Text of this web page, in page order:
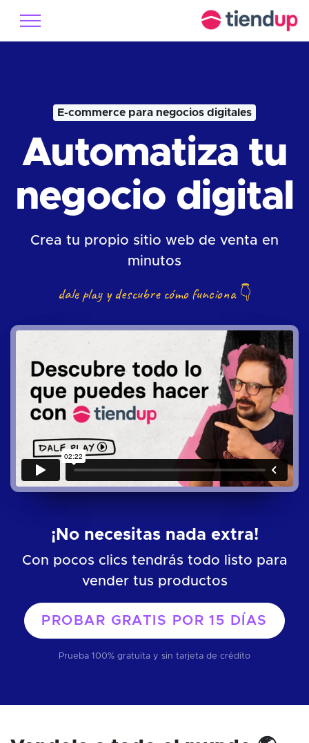
E-commerce para negocios digitales
Automatiza tu
negocio digital
Crea tu propio sitio web de venta en
minutos
dale play y descubre cómo funciona 👇
¡No necesitas nada extra!
Con pocos clics tendrás todo listo para
vender tus productos
PROBAR GRATIS POR15 DÍAS
Prueba 100% gratuita y sin tarjeta de crédito